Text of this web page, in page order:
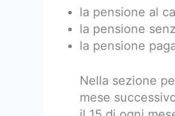
la pensione al
la pensione
la pensione
Nella sezione
mese